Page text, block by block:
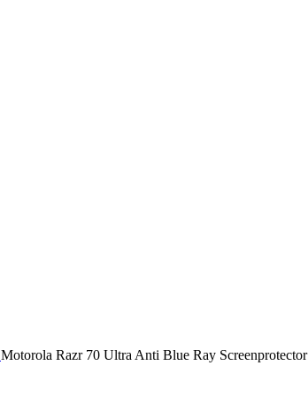
Motorola Razr 70 Ultra Anti Blue Ray Screenprotector